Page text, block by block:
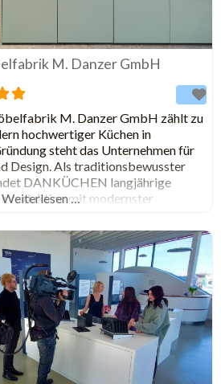
M. Danzer GmbH
M. Danzer GmbH zählt zu
hochwertiger Küchen in
steht das Unternehmen für
Design. Als traditionsbewusster
DANKÜCHEN langjährige
mit modernster
Materialien und individuelle
entstehen Küchen, die perfekt
und
Weiterlesen …